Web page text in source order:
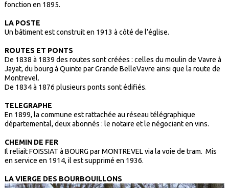
fonction en 1895.
LA POSTE
Un bâtiment est construit en 1913 à côté de l’église.
ROUTES ET PONTS
De 1838 à 1839 des routes sont créées : celles du moulin de Vavre à
Jayat, du bourg à Quinte par Grande BelleVavre ainsi que la route de
Montrevel.
De 1834 à 1876 plusieurs ponts sont édifiés.
TELEGRAPHE
En 1899, la commune est rattachée au réseau télégraphique
départemental, deux abonnés : le notaire et le négociant en vins.
CHEMIN DE FER
Il reliait FOISSIAT à BOURG par MONTREVEL via la voie de tram. Mis
en service en 1914, il est supprimé en 1936.
LA VIERGE DES BOURBOUILLONS